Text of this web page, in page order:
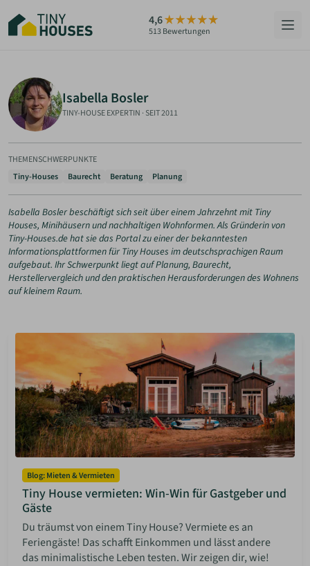
Hauptinhalt
springen
4,6
513 Bewertungen
HÄUSER
BERATUNG
GRUNDSTÜCKE
RATGEBER
ÜBER UNS
ZUM HAUS-FINDER
ANMELDEN
MERKLISTE
Isabella Bosler
TINY-HOUSE EXPERTIN · SEIT 2011
THEMENSCHWERPUNKTE
Tiny-Houses
Baurecht Beratung Planung
Isabella Bosler beschäftigt sich seit über einem Jahrzehnt mit Tiny
Houses, Minihäusern und nachhaltigen Wohnformen. Als Gründerin von
Tiny-Houses.de hat sie das Portal zu einer der bekanntesten
Informationsplattformen für Tiny Houses im deutschsprachigen Raum
aufgebaut. Ihr Schwerpunkt liegt auf Planung, Baurecht,
Herstellervergleich und den praktischen Herausforderungen des Wohnens
auf kleinem Raum.
Blog: Mieten & Vermieten
Tiny House vermieten: Win-Win für Gastgeber und
Gäste
Du träumst von einem Tiny House? Vermiete es an
Feriengäste! Das schafft Einkommen und lässt andere
das minimalistische Leben testen. Wir zeigen dir, wie!